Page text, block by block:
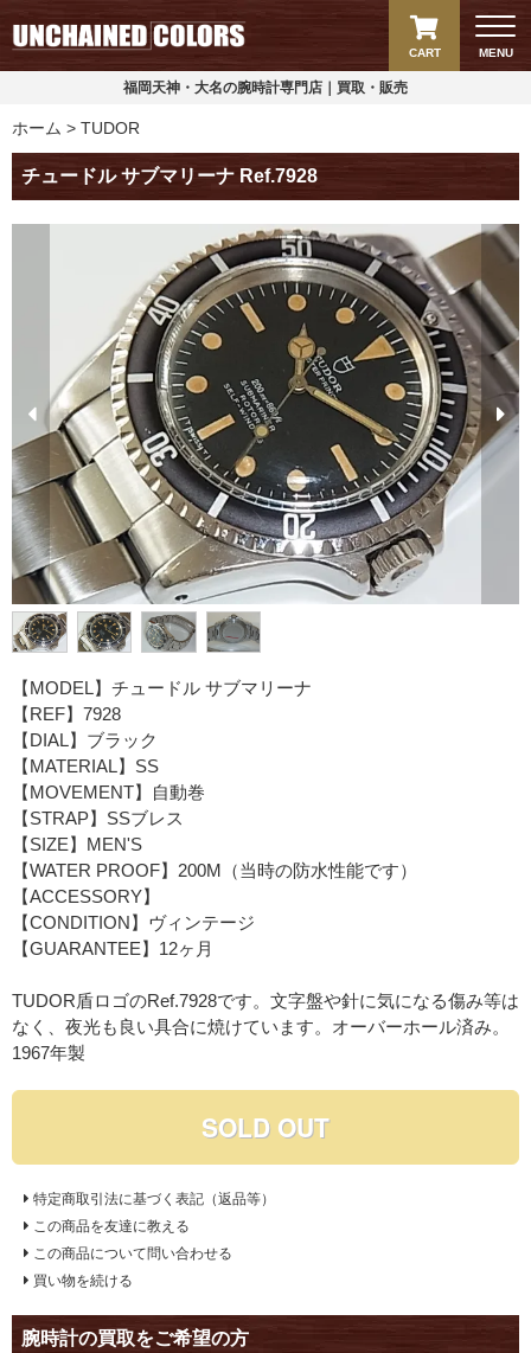
MENU
CART
福岡天神・大名の腕時計専門店｜買取・販売
ホーム TUDOR
チュードル サブマリーナ Ref.7928
【MODEL】チュードル サブマリーナ
【REF】7928
【DIAL】ブラック
【MATERIAL】SS
【MOVEMENT】自動巻
【STRAP】SSブレス
【SIZE】MEN'S
【WATER PROOF】200M（当時の防水性能です）
【ACCESSORY】
【CONDITION】ヴィンテージ
【GUARANTEE】12ヶ月
TUDOR盾ロゴのRef.7928です。文字盤や針に気になる傷み等は
なく、夜光も良い具合に焼けています。オーバーホール済み。
1967年製
SOLD OUT
特定商取引法に基づく表記（返品等）
この商品を友達に教える
この商品について問い合わせる
買い物を続ける
腕時計の買取をご希望の方